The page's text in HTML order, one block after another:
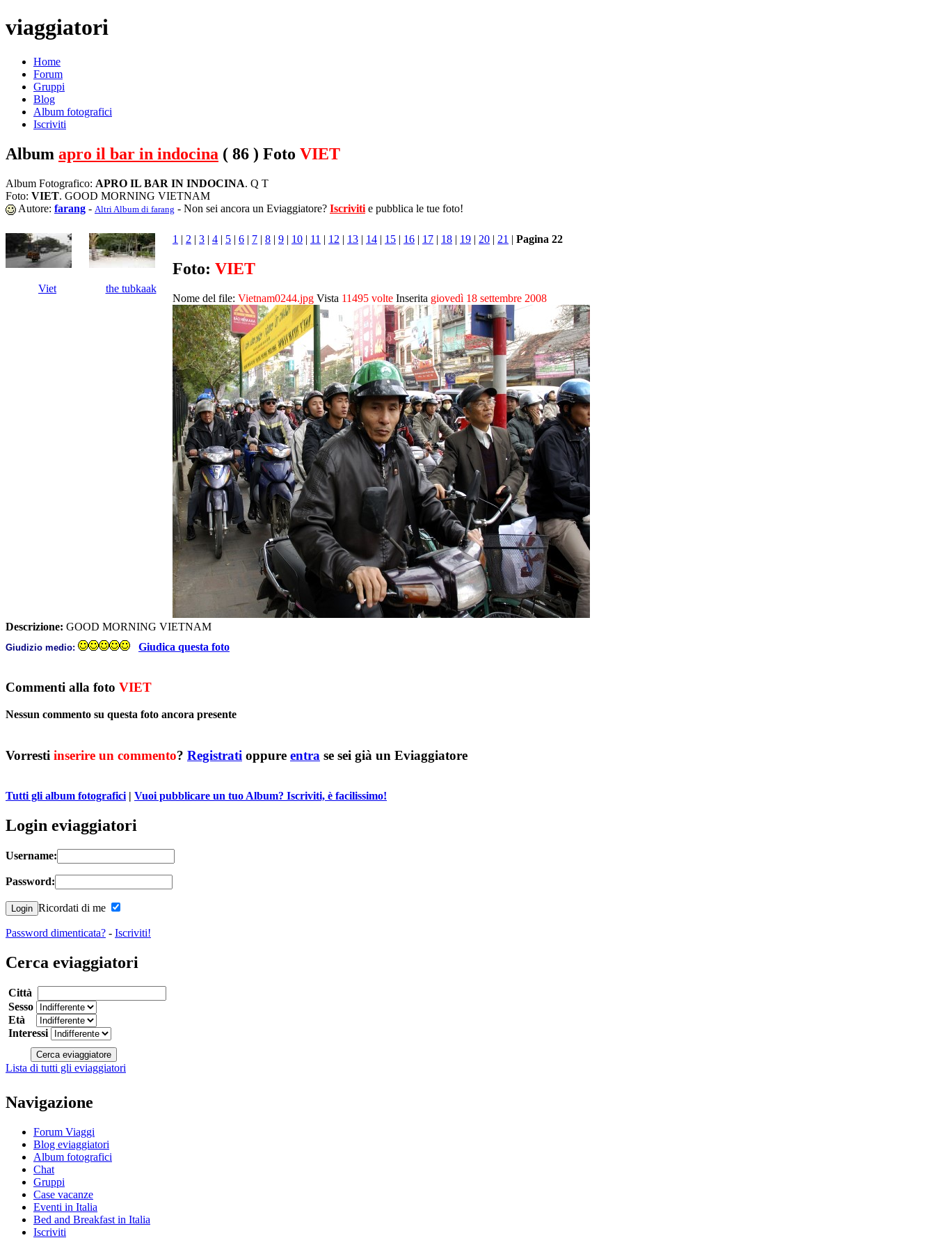
viaggiatori
Home
Forum
Gruppi
Blog
Album fotografici
Iscriviti
Album apro il bar in indocina ( 86 ) Foto VIET
Album Fotografico: APRO IL BAR IN INDOCINA. Q T
Foto: VIET. GOOD MORNING VIETNAM
Autore: farang - Altri Album di farang - Non sei ancora un Eviaggiatore? Iscriviti e pubblica le tue foto!
1 | 2 | 3 | 4 | 5 | 6 | 7 | 8 | 9 | 10 | 11 | 12 | 13 | 14 | 15 | 16 | 17 | 18 | 19 | 20 | 21 | Pagina 22
Viet the tubkaak
Foto: VIET
Nome del file: Vietnam0244.jpg Vista 11495 volte Inserita giovedì 18 settembre 2008
Descrizione: GOOD MORNING VIETNAM
Giudizio medio: Giudica questa foto
Commenti alla foto VIET
Nessun commento su questa foto ancora presente
Vorresti inserire un commento? Registrati oppure entra se sei già un Eviaggiatore
Tutti gli album fotografici | Vuoi pubblicare un tuo Album? Iscriviti, è facilissimo!
Login eviaggiatori
Username:
Password:
Ricordati di me
Password dimenticata? - Iscriviti!
Cerca eviaggiatori
Città
Sesso
Età
Interessi
Lista di tutti gli eviaggiatori
Navigazione
Forum Viaggi
Blog eviaggiatori
Album fotografici
Chat
Gruppi
Case vacanze
Eventi in Italia
Bed and Breakfast in Italia
Iscriviti